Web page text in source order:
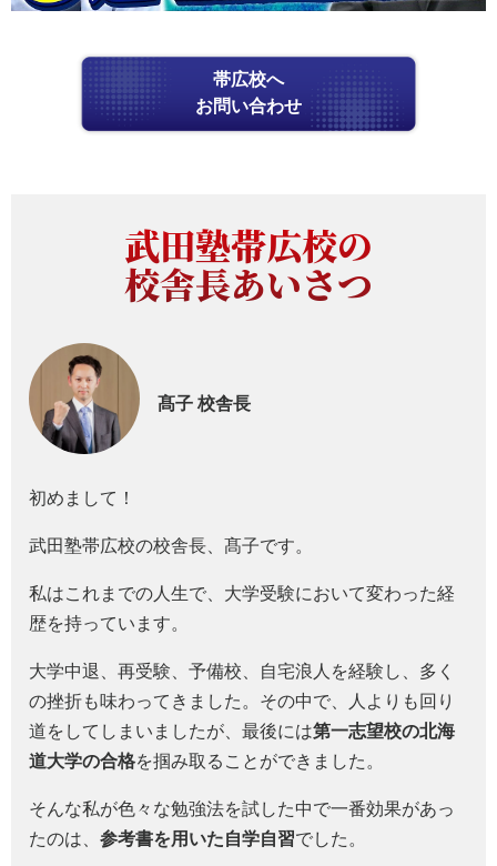
帯広校へ
お問い合わせ
武田塾帯広校の
校舎長あいさつ
髙子 校舎長
初めまして！
武田塾帯広校の校舎長、髙子です。
私はこれまでの人生で、大学受験において変わった経
歴を持っています。
大学中退、再受験、予備校、自宅浪人を経験し、多く
の挫折も味わってきました。その中で、人よりも回り
道をしてしまいましたが、最後には第一志望校の北海
道大学の合格を掴み取ることができました。
そんな私が色々な勉強法を試した中で一番効果があっ
たのは、 参考書を用いた自学自習でした。